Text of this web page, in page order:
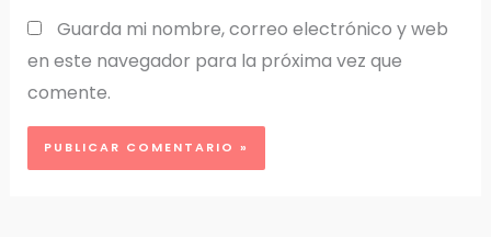
Guarda mi nombre, correo electrónico y web
en este navegador para la próxima vez que
comente.